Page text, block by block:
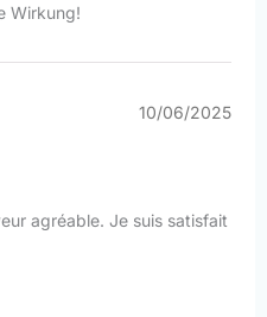
Wirkung!
10/06/2025
agréable. Je suis satisfait